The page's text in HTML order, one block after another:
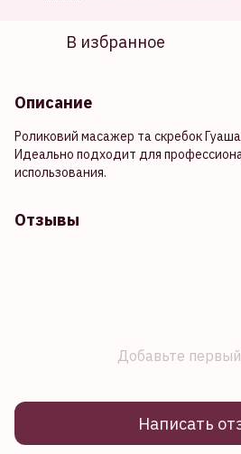
В избранное
Описание
Роликовий масажер та скребок
Идеально подходит для
использования.
Отзывы
Добавьте
Написать